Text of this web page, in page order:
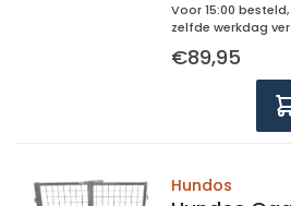
Voor 15:00 besteld,
zelfde werkdag
€89,95
Hundos